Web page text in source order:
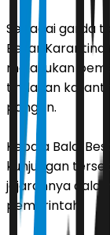
Sebagai garda
Besar
melakukan
tindakan
pangan.
Kepala Balai
kunjungan
jajarannya
pemerintah.